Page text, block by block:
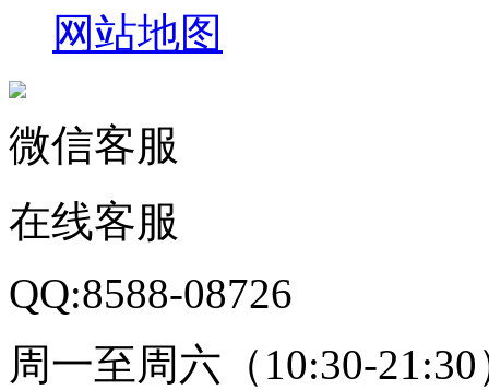
网站地图
微信客服
在线客服
QQ:8588-08726
周一至周六（10:30-21:30